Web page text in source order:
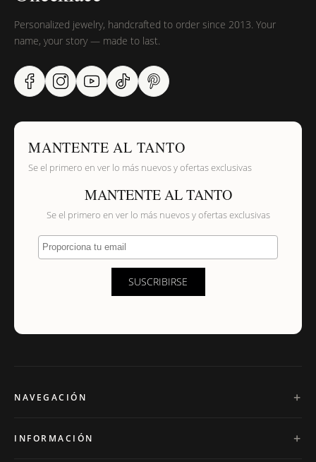
¿Puedo usar una tarjeta de regalo internacional para hacer la
¿Venden cadenas separadas?
entregada?
ENVÍOS GRATIS
EN TODOS LOS PEDIDOS
GARANTIZADO
name, your story — made to last.
MANTENTE AL TANTO